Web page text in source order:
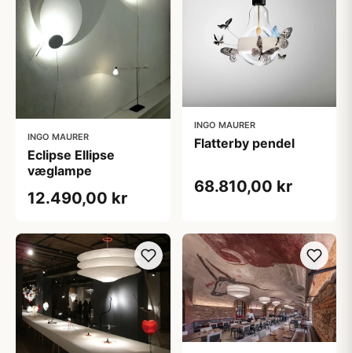
INGO MAURER
Eclipse Ellipse
væglampe
12.490,00 kr
INGO MAURER
Flatterby pendel
68.810,00 kr